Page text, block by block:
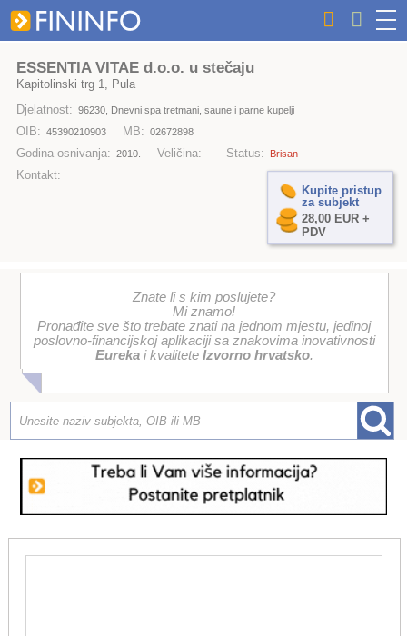
ESSENTIA VITAE d.o.o. u stečaju
Kapitolinski trg 1, Pula
Djelatnost: 96230, Dnevni spa tretmani, saune i parne kupelji
OIB: 45390210903 MB: 02672898
Godina osnivanja: 2010. Veličina: - Status: Brisan
Kontakt:
Kupite pristup
za subjekt
28,00 EUR +
PDV
Znate li s kim poslujete?
Mi znamo!
Pronađite sve što trebate znati na jednom mjestu, jedinoj
poslovno-financijskoj aplikaciji sa znakovima inovativnosti
Eurekai kvalitete Izvorno hrvatsko.